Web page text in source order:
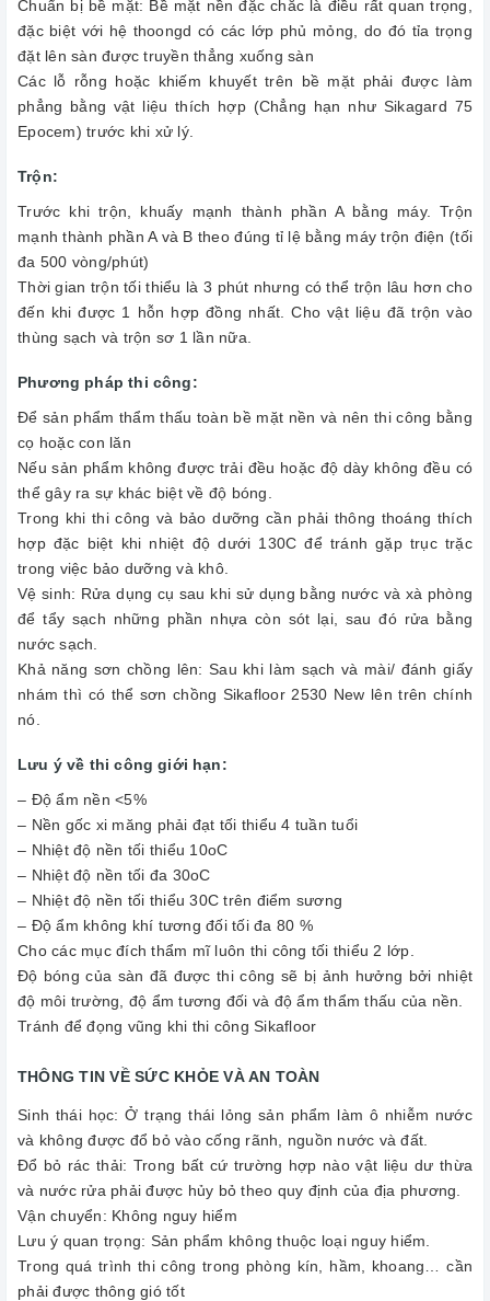
Chuẩn bị bề mặt: Bề mặt nền đặc chắc là điều rất quan trọng,
đặc biệt với hệ thoongd có các lớp phủ mỏng, do đó tỉa trọng
đặt lên sàn được truyền thẳng xuống sàn
Các lỗ rỗng hoặc khiếm khuyết trên bề mặt phải được làm
phẳng bằng vật liệu thích hợp (Chẳng hạn như Sikagard 75
Epocem) trước khi xử lý.
Trộn:
Trước khi trộn, khuấy mạnh thành phần A bằng máy. Trộn
mạnh thành phần A và B theo đúng tỉ lệ bằng máy trộn điện (tối
đa 500 vòng/phút)
Thời gian trộn tối thiểu là 3 phút nhưng có thể trộn lâu hơn cho
đến khi được 1 hỗn hợp đồng nhất. Cho vật liệu đã trộn vào
thùng sạch và trộn sơ 1 lần nữa.
Phương pháp thi công:
Để sản phẩm thẩm thấu toàn bề mặt nền và nên thi công bằng
cọ hoặc con lăn
Nếu sản phẩm không được trải đều hoặc độ dày không đều có
thể gây ra sự khác biệt về độ bóng.
Trong khi thi công và bảo dưỡng cần phải thông thoáng thích
hợp đặc biệt khi nhiệt độ dưới 130C để tránh gặp trục trặc
trong việc bảo dưỡng và khô.
Vệ sinh: Rửa dụng cụ sau khi sử dụng bằng nước và xà phòng
để tẩy sạch những phần nhựa còn sót lại, sau đó rửa bằng
nước sạch.
Khả năng sơn chồng lên: Sau khi làm sạch và mài/ đánh giấy
nhám thì có thể sơn chồng Sikafloor 2530 New lên trên chính
nó.
Lưu ý về thi công giới hạn:
– Độ ẩm nền <5%
– Nền gốc xi măng phải đạt tối thiểu 4 tuần tuổi
– Nhiệt độ nền tối thiểu 10oC
– Nhiệt độ nền tối đa 30oC
– Nhiệt độ nền tối thiểu 30C trên điểm sương
– Độ ẩm không khí tương đối tối đa 80 %
Cho các mục đích thẩm mĩ luôn thi công tối thiểu 2 lớp.
Độ bóng của sàn đã được thi công sẽ bị ảnh hưởng bởi nhiệt
độ môi trường, độ ẩm tương đối và độ ẩm thẩm thấu của nền.
Tránh để đọng vũng khi thi công Sikafloor
THÔNG TIN VỀ SỨC KHỎE VÀ AN TOÀN
Sinh thái học: Ở trạng thái lỏng sản phẩm làm ô nhiễm nước
và không được đổ bỏ vào cống rãnh, nguồn nước và đất.
Đổ bỏ rác thải: Trong bất cứ trường hợp nào vật liệu dư thừa
và nước rửa phải được hủy bỏ theo quy định của địa phương.
Vận chuyển: Không nguy hiểm
Lưu ý quan trọng: Sản phẩm không thuộc loại nguy hiểm.
Trong quá trình thi công trong phòng kín, hầm, khoang… cần
phải được thông gió tốt